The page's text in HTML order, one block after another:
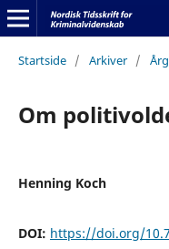
Startside / Arkiver /
Om
Henning Koch
DOI: https://doi.org/